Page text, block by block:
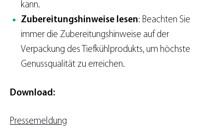
kann.
Zubereitungshinweise lesen: Beachten Sie
immer die Zubereitungshinweise auf der
Verpackung des Tiefkühlprodukts, um höchste
Genussqualität zu erreichen.
Download:
Pressemeldung